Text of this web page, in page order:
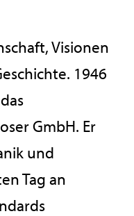
Visionen
1946
GmbH. Er
und
Tag an